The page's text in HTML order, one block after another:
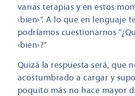
varias terapias y en estos
‹bien›”. A lo que en lenguaje
podríamos cuestionarnos
‹bien›?”
Quizá la respuesta será, que
acostumbrado a cargar y
poquito más no hace mayor